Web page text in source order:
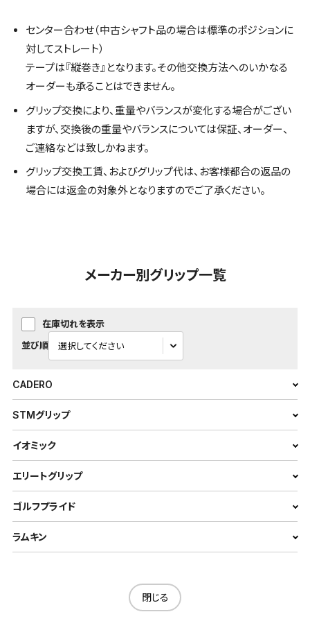
センター合わせ（中古シャフト品の場合は標準のポジションに
対してストレート）
テープは『縦巻き』となります。その他交換方法へのいかなる
オーダーも承ることはできません。
グリップ交換により、重量やバランスが変化する場合がござい
ますが、交換後の重量やバランスについては保証、オーダー、
ご連絡などは致しかねます。
グリップ交換工賃、およびグリップ代は、お客様都合の返品の
場合には返金の対象外となりますのでご了承ください。
メーカー別グリップ一覧
在庫切れを表示
並び順
CADERO
STMグリップ
イオミック
エリートグリップ
ゴルフプライド
ラムキン
閉じる